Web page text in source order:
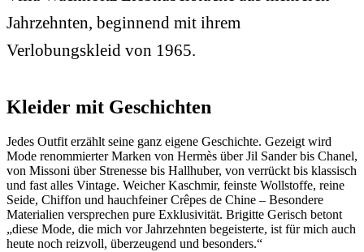
Jahrzehnten, beginnend mit ihrem
Verlobungskleid von 1965.
Kleider mit Geschichten
Jedes Outfit erzählt seine ganz eigene Geschichte. Gezeigt wird
Mode renommierter Marken von Hermès über Jil Sander bis Chanel,
von Missoni über Strenesse bis Hallhuber, von verrückt bis klassisch
und fast alles Vintage. Weicher Kaschmir, feinste Wollstoffe, reine
Seide, Chiffon und hauchfeiner Crêpes de Chine – Besondere
Materialien versprechen pure Exklusivität. Brigitte Gerisch betont
„diese Mode, die mich vor Jahrzehnten begeisterte, ist für mich auch
heute noch reizvoll, überzeugend und besonders.“